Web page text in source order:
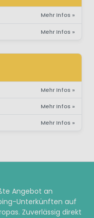
Mehr Infos »
Mehr Infos »
Mehr Infos »
Mehr Infos »
Mehr Infos »
Angebot an
Unterkünften auf
Zuverlässig direkt